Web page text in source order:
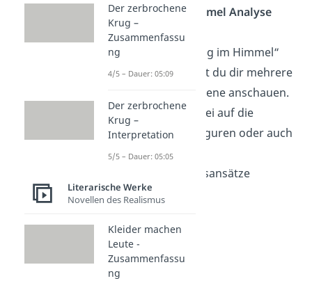
Prolog im Himmel Analyse
vorgehen?
Für eine „Prolog im Himmel“
Analyse solltest du dir mehrere
Aspekte der Szene anschauen.
Du kannst dabei auf die
Sprache, die Figuren oder auch
verschiedene
Interpretationsansätze
eingehen.
Der zerbrochene
Krug –
Zusammenfassu
ng
4/5 – Dauer: 05:09
Der zerbrochene
Krug –
Interpretation
5/5 – Dauer: 05:05
Literarische Werke
Novellen des Realismus
Kleider machen
Leute -
Zusammenfassu
ng